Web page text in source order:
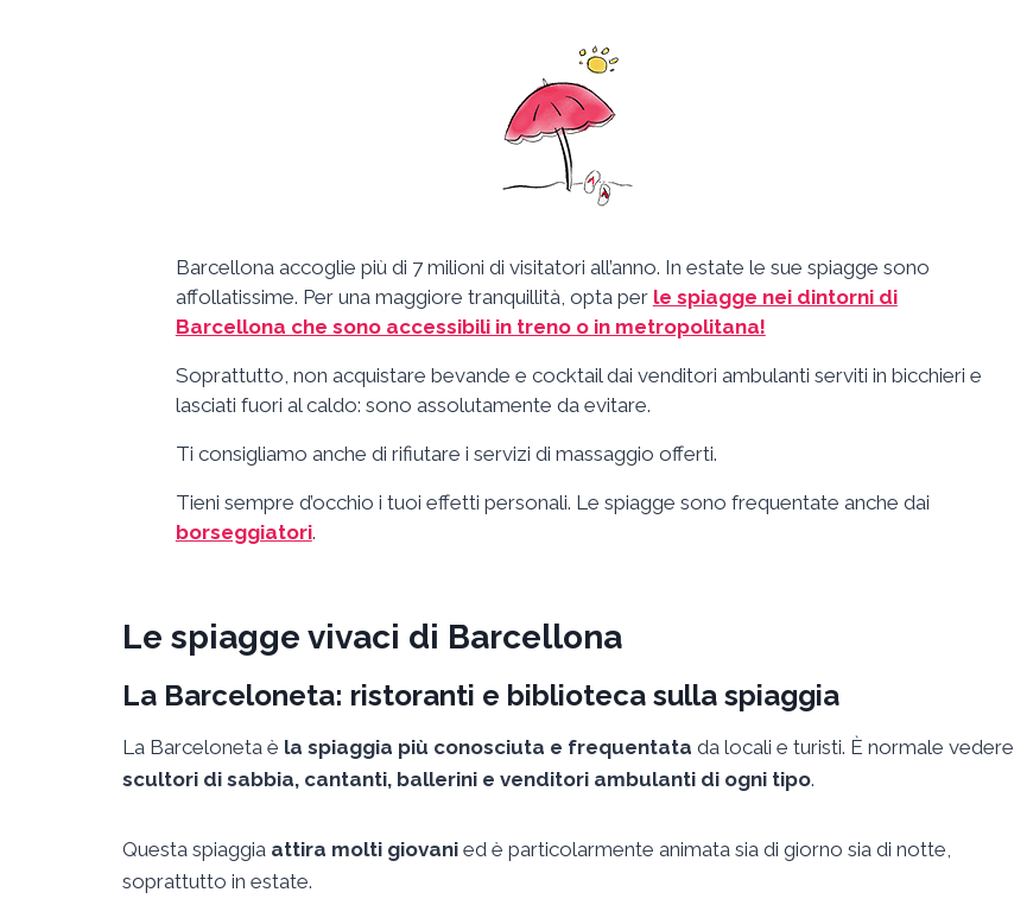
Barcellona accoglie più di 7 milioni di visitatori all’anno. In estate le sue spiagge sono
affollatissime. Per una maggiore tranquillità, opta per le spiagge nei dintorni di
Barcellona che sono accessibili in treno o in metropolitana!
Soprattutto, non acquistare bevande e cocktail dai venditori ambulanti serviti in bicchieri e
lasciati fuori al caldo: sono assolutamente da evitare.
Ti consigliamo anche di rifiutare i servizi di massaggio offerti.
Tieni sempre d’occhio i tuoi effetti personali. Le spiagge sono frequentate anche dai
borseggiatori.
Le spiagge vivaci di Barcellona
La Barceloneta: ristoranti e biblioteca sulla spiaggia
La Barceloneta è la spiaggia più conosciuta e frequentata da locali e turisti. È normale vedere
scultori di sabbia, cantanti, ballerini e venditori ambulanti di ogni tipo.
Questa spiaggia attira molti giovani ed è particolarmente animata sia di giorno sia di notte,
soprattutto in estate.